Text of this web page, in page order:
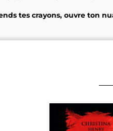
tes crayons, ouvre ton